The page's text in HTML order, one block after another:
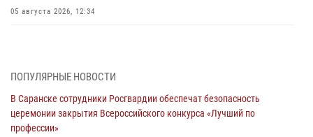
05 августа 2026, 12:34
05 августа 2026, 09:04 4
Помощь из Мордовии защитникам Отечества: центр лицензионно-
разрешительной работы передал очередную партию вооружения в
зону СВО
ПОПУЛЯРНЫЕ НОВОСТИ
В Саранске сотрудники Росгвардии обеспечат безопасность
церемонии закрытия Всероссийского конкурса «Лучший по
профессии»